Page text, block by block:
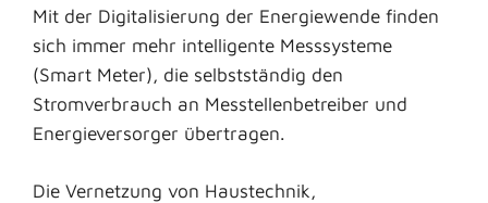
Mit der Digitalisierung der Energiewende finden
sich immer mehr intelligente Messsysteme
(Smart Meter), die selbstständig den
Stromverbrauch an Messtellenbetreiber und
Energieversorger übertragen.
Die Vernetzung von Haustechnik,